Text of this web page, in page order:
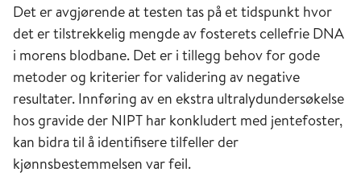
Det er avgjørende at testen tas på et tidspunkt hvor
det er tilstrekkelig mengde av fosterets cellefrie DNA
i morens blodbane. Det er i tillegg behov for gode
metoder og kriterier for validering av negative
resultater. Innføring av en ekstra ultralydundersøkelse
hos gravide der NIPT har konkludert med jentefoster,
kan bidra til å identifisere tilfeller der
kjønnsbestemmelsen var feil.